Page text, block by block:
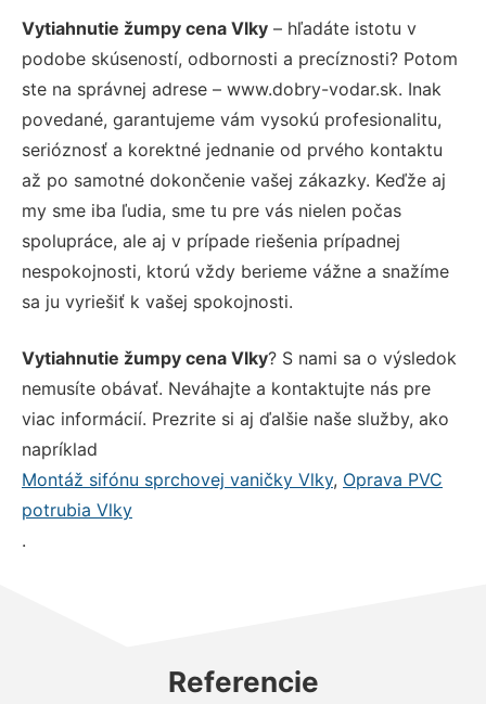
Vytiahnutie žumpy cena Vlky – hľadáte istotu v
podobe skúseností, odbornosti a precíznosti? Potom
ste na správnej adrese – www.dobry-vodar.sk. Inak
povedané, garantujeme vám vysokú profesionalitu,
serióznosť a korektné jednanie od prvého kontaktu
až po samotné dokončenie vašej zákazky. Keďže aj
my sme iba ľudia, sme tu pre vás nielen počas
spolupráce, ale aj v prípade riešenia prípadnej
nespokojnosti, ktorú vždy berieme vážne a snažíme
sa ju vyriešiť k vašej spokojnosti.
Vytiahnutie žumpy cena Vlky? S nami sa o výsledok
nemusíte obávať. Neváhajte a kontaktujte nás pre
viac informácií. Prezrite si aj ďalšie naše služby, ako
napríklad
Montáž sifónu sprchovej vaničky Vlky, Oprava PVC
potrubia Vlky
.
Referencie